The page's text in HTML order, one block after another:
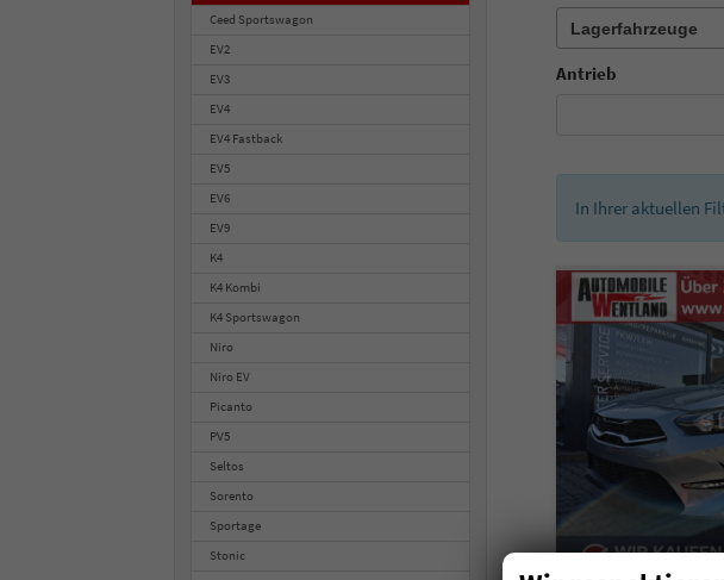
Antrieb
In Ihrer aktuellen
Ceed Sportswagon
EV2
EV3
EV4
EV4 Fastback
EV5
EV6
EV9
K4
K4 Kombi
K4 Sportswagon
Niro
Niro EV
Picanto
PV5
Seltos
Sorento
Sportage
Stonic